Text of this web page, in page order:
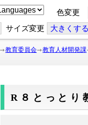
色変更
サイズ変更 大きくする
教育委員会 教育人材開発課
R８とっとり